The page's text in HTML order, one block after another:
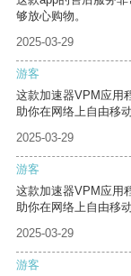
够放心购物。
2025-03-29
游客
这款加速器VPM应用
助你在网络上自由移动
2025-03-29
游客
这款加速器VPM应用
助你在网络上自由移动
2025-03-29
游客